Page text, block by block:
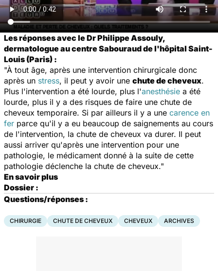
Les réponses avec le Dr Philippe Assouly,
dermatologue au centre Sabouraud de l'hôpital Saint-
Louis (Paris) :
"À tout âge, après une intervention chirurgicale donc
après un stress, il peut y avoir une chute de cheveux.
Plus l'intervention a été lourde, plus l'anesthésie a été
lourde, plus il y a des risques de faire une chute de
cheveux temporaire. Si par ailleurs il y a une carence en
fer parce qu'il y a eu beaucoup de saignements au cours
de l'intervention, la chute de cheveux va durer. Il peut
aussi arriver qu'après une intervention pour une
pathologie, le médicament donné à la suite de cette
pathologie déclenche la chute de cheveux."
En savoir plus
Dossier :
Questions/réponses :
CHIRURGIE CHUTE DE CHEVEUX CHEVEUX ARCHIVES